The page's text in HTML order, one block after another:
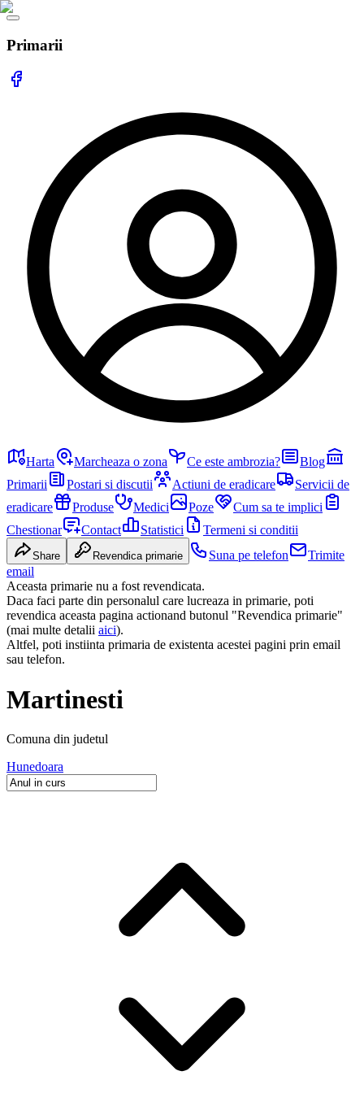
Primarii
Harta Marcheaza o zona Ce este ambrozia?
Blog
Primarii
Postari si discutii Actiuni de eradicare
Servicii de
eradicare
Produse Medici Poze
Cum sa te implici
Chestionar
Contact Statistici Termeni si conditii
Share Revendica primarie Suna pe telefon
Trimite
email
Aceasta primarie nu a fost revendicata.
Daca faci parte din personalul care lucreaza in primarie, poti
revendica aceasta pagina actionand butonul "Revendica primarie"
(mai multe detalii aici).
Altfel, poti instiinta primaria de existenta acestei pagini prin email
sau telefon.
Martinesti
Comuna din judetul
Hunedoara